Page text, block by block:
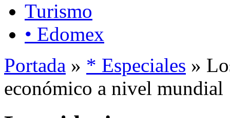
Turismo
• Edomex
Portada » * Especiales »
económico a nivel